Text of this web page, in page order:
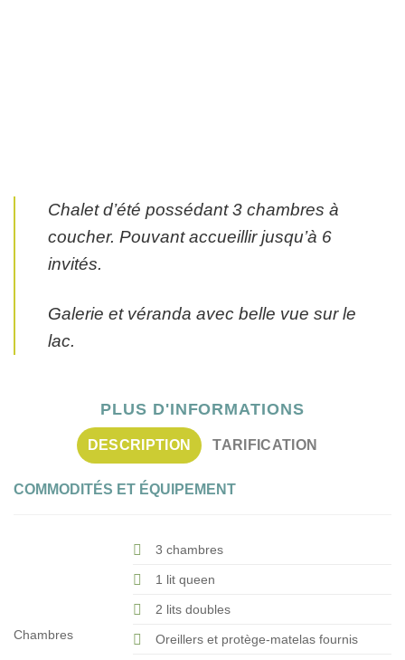
Chalet d’été possédant 3 chambres à
coucher. Pouvant accueillir jusqu’à 6
invités.
Galerie et véranda avec belle vue sur le
lac.
PLUS D'INFORMATIONS
DESCRIPTION TARIFICATION
COMMODITÉS ET ÉQUIPEMENT
Chambres
3 chambres
1 lit queen
2 lits doubles
Oreillers et protège-matelas fournis